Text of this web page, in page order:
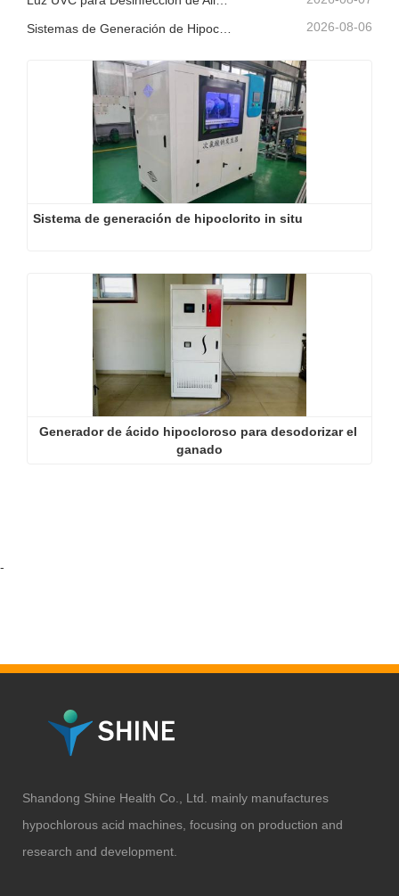
2026-08-06
Sistema de generación de hipoclorito in situ
Generador de ácido hipocloroso para desodorizar el
ganado
-
Shandong Shine Health Co., Ltd. mainly manufactures
hypochlorous acid machines, focusing on production and
research and development.